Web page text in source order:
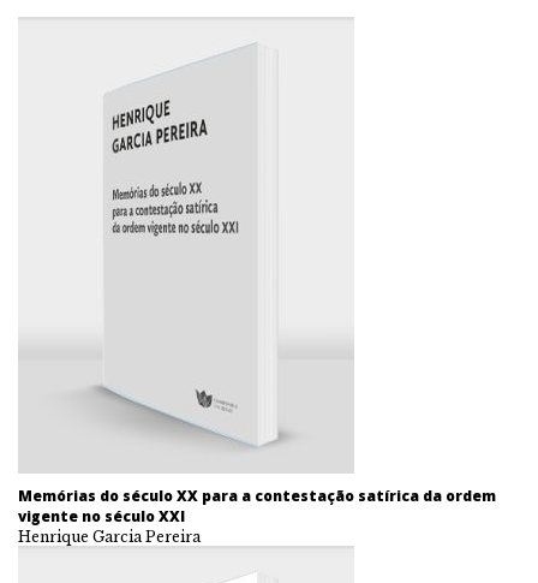
Memórias do século XX para a contestação satírica da ordem
vigente no século XXI
Henrique Garcia Pereira